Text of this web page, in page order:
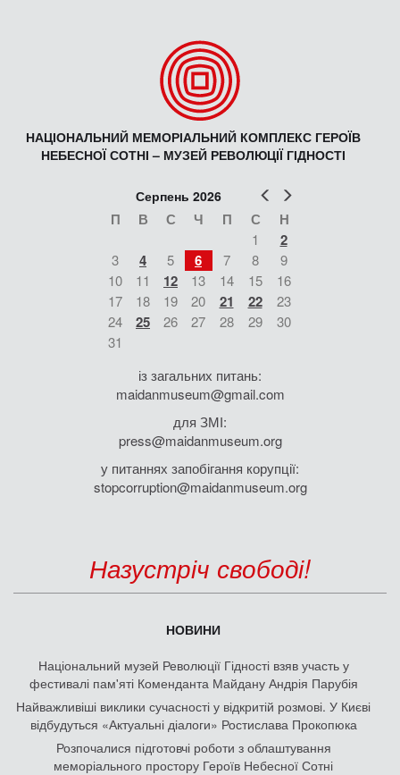
НАЦІОНАЛЬНИЙ МЕМОРІАЛЬНИЙ КОМПЛЕКС ГЕРОЇВ
НЕБЕСНОЇ СОТНІ – МУЗЕЙ РЕВОЛЮЦІЇ ГІДНОСТІ
Попер
Серпень 2026
П В С Ч П С Н
1 2
3 4 5 6 7 8
9
10
11 12 13 14 15
16
17
18 19 20 21 22
23
24
25 26 27 28 29
30
31
із загальних питань:
maidanmuseum@gmail.com
для ЗМІ:
press@maidanmuseum.org
у питаннях запобігання корупції:
stopcorruption@maidanmuseum.org
Назустріч свободі!
НОВИНИ
Національний музей Революції Гідності взяв участь у
фестивалі пам'яті Коменданта Майдану Андрія Парубія
Найважливіші виклики сучасності у відкритій розмові. У Києві
відбудуться «Актуальні діалоги» Ростислава Прокопюка
Розпочалися підготовчі роботи з облаштування
меморіального простору Героїв Небесної Сотні